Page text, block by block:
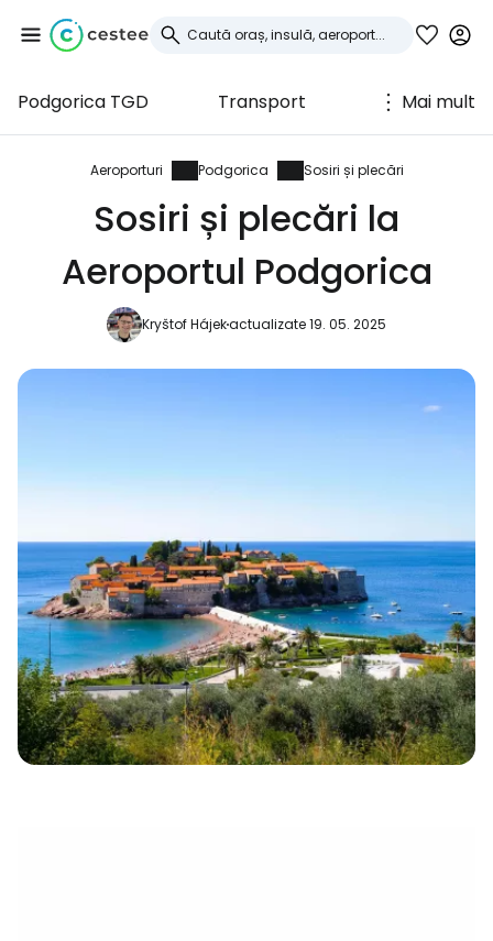
Podgorica TGD Transport Mai mult
Aeroporturi Podgorica Sosiri și plecări
Sosiri și plecări la
Aeroportul Podgorica
Kryštof Hájekactualizate 19. 05. 2025
Conectați-vă la
Cestee
... comunitatea mondială a călătorilor
Continuați cu Google